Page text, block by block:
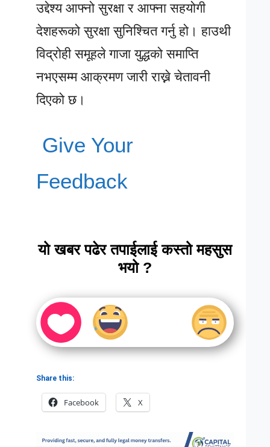
उद्देश्य आफ्नो सुरक्षा र आफ्ना सहयोगी
देशहरूको सुरक्षा सुनिश्चित गर्नु हो। हाउथी
विद्रोही समूहले गाजा युद्धको समाप्ति
नभएसम्म आक्रमण जारी राख्ने चेतावनी
दिएको छ।
Give Your
Feedback
यो खबर पढेर तपाईलाई कस्तो महसुस
भयो ?
Share this:
Facebook X